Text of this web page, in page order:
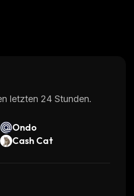
letzten 24 Stunden.
Ondo
Cash Cat